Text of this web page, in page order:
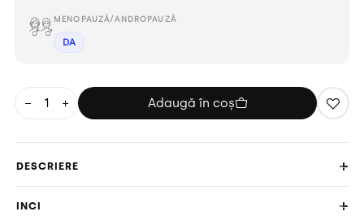
MENOPAUZĂ/ANDROPAUZĂ
DA
− + Adaugă în coș
DESCRIERE
INCI